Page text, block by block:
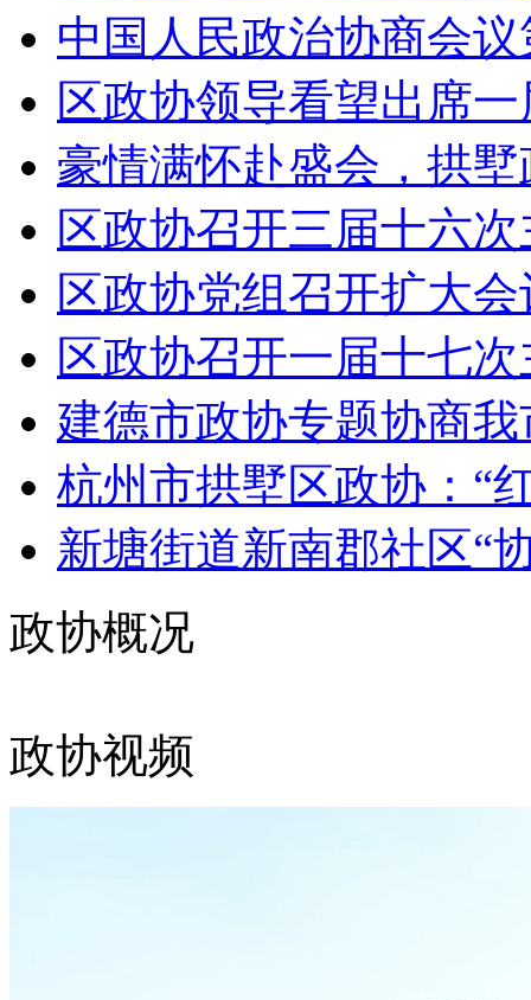
中国人民政治协商会
区政协领导看望出席
豪情满怀赴盛会，拱
区政协召开三届十六
区政协党组召开扩大会
区政协召开一届十七
建德市政协专题协商我
杭州市拱墅区政协：“
新塘街道新南郡社区“
政协概况
政协视频